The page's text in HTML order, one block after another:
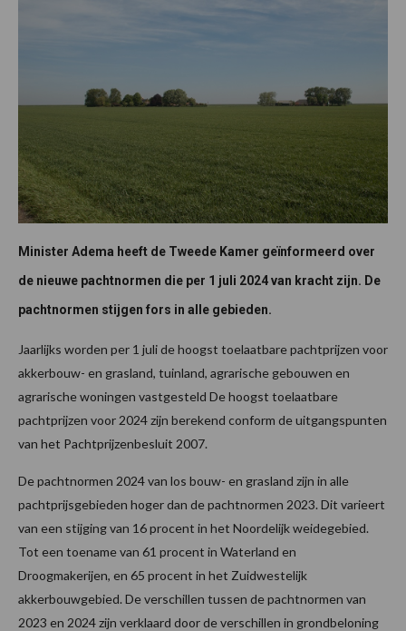
Minister Adema heeft de Tweede Kamer geïnformeerd over
de nieuwe pachtnormen die per 1 juli 2024 van kracht zijn. De
pachtnormen stijgen fors in alle gebieden.
Jaarlijks worden per 1 juli de hoogst toelaatbare pachtprijzen voor
akkerbouw- en grasland, tuinland, agrarische gebouwen en
agrarische woningen vastgesteld De hoogst toelaatbare
pachtprijzen voor 2024 zijn berekend conform de uitgangspunten
van het Pachtprijzenbesluit 2007.
De pachtnormen 2024 van los bouw- en grasland zijn in alle
pachtprijsgebieden hoger dan de pachtnormen 2023. Dit varieert
van een stijging van 16 procent in het Noordelijk weidegebied.
Tot een toename van 61 procent in Waterland en
Droogmakerijen, en 65 procent in het Zuidwestelijk
akkerbouwgebied. De verschillen tussen de pachtnormen van
2023 en 2024 zijn verklaard door de verschillen in grondbeloning